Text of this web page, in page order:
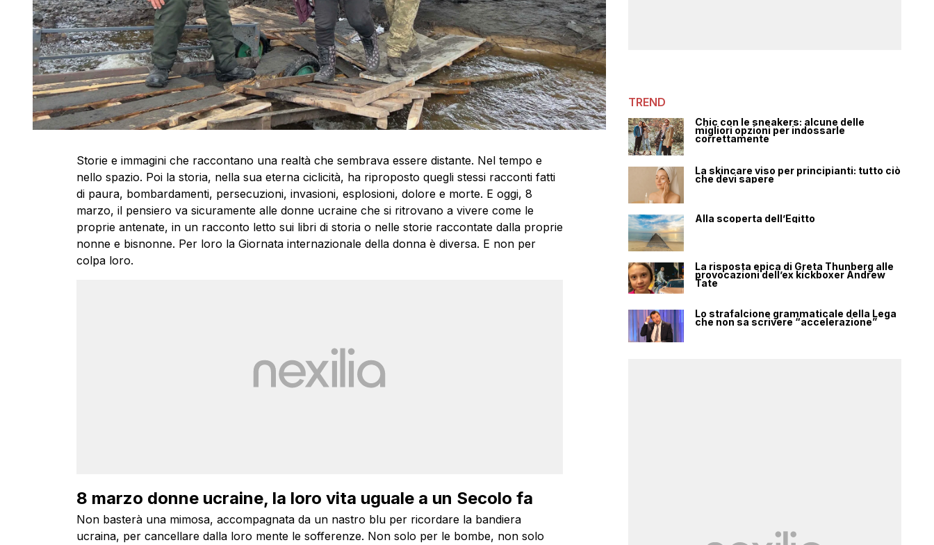
Storie e immagini che raccontano una realtà che sembrava essere distante. Nel tempo e
nello spazio. Poi la storia, nella sua eterna ciclicità, ha riproposto quegli stessi racconti fatti
di paura, bombardamenti, persecuzioni, invasioni, esplosioni, dolore e morte. E oggi, 8
marzo, il pensiero va sicuramente alle donne ucraine che si ritrovano a vivere come le
proprie antenate, in un racconto letto sui libri di storia o nelle storie raccontate dalla proprie
nonne e bisnonne. Per loro la Giornata internazionale della donna è diversa. E non per
colpa loro.
8 marzo donne ucraine, la loro vita uguale a un Secolo fa
Non basterà una mimosa, accompagnata da un nastro blu per ricordare la bandiera
ucraina, per cancellare dalla loro mente le sofferenze. Non solo per le bombe, non solo
TREND
Chic con le sneakers: alcune delle
migliori opzioni per indossarle
correttamente
La skincare viso per principianti: tutto ciò
che devi sapere
Alla scoperta dell’Egitto
La risposta epica di Greta Thunberg alle
provocazioni dell’ex kickboxer Andrew
Tate
Lo strafalcione grammaticale della Lega
che non sa scrivere “accelerazione”